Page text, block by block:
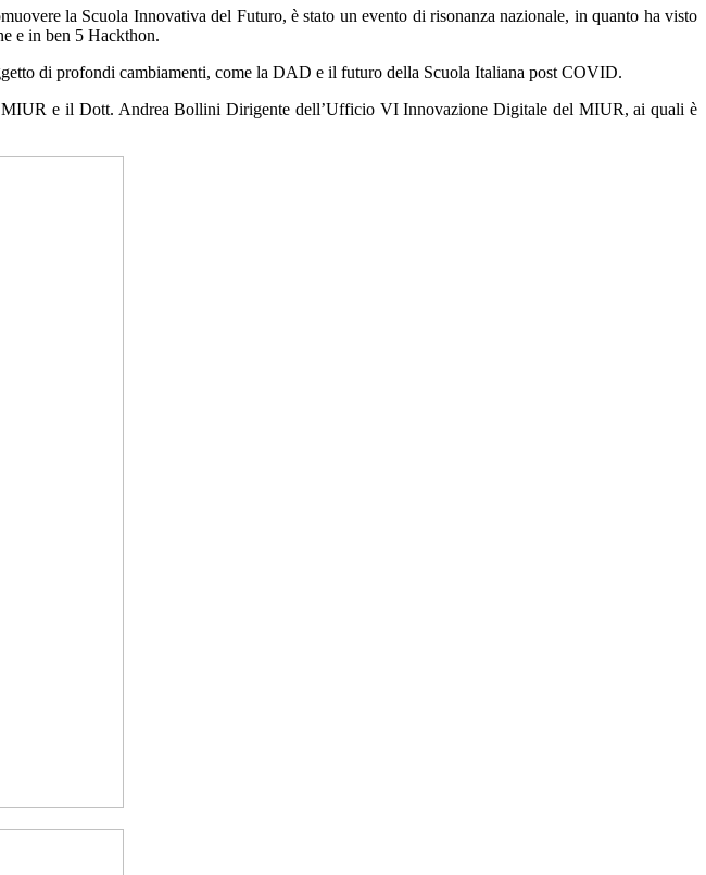
la Scuola Innovativa del Futuro, è stato un evento di risonanza nazionale, in quanto ha visto
e in ben 5 Hackthon.
di profondi cambiamenti, come la DAD e il futuro della Scuola Italiana post COVID.
e il Dott. Andrea Bollini Dirigente dell’Ufficio VI Innovazione Digitale del MIUR, ai quali è